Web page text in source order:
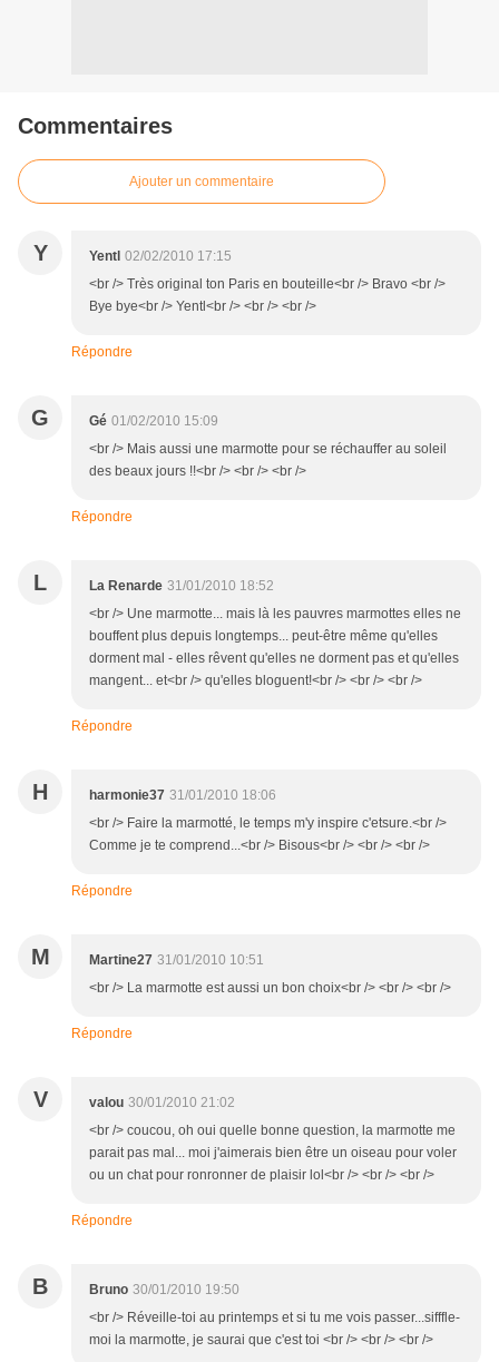
Commentaires
Ajouter un commentaire
Y Yentl 02/02/2010 17:15
<br /> Très original ton Paris en bouteille<br /> Bravo <br />
Bye bye<br /> Yentl<br /> <br /> <br />
Répondre
G Gé 01/02/2010 15:09
<br /> Mais aussi une marmotte pour se réchauffer au soleil
des beaux jours !!<br /> <br /> <br />
Répondre
L La Renarde 31/01/2010 18:52
<br /> Une marmotte... mais là les pauvres marmottes elles ne
bouffent plus depuis longtemps... peut-être même qu'elles
dorment mal - elles rêvent qu'elles ne dorment pas et qu'elles
mangent... et<br /> qu'elles bloguent!<br /> <br /> <br />
Répondre
H harmonie37 31/01/2010 18:06
<br /> Faire la marmotté, le temps m'y inspire c'etsure.<br />
Comme je te comprend...<br /> Bisous<br /> <br /> <br />
Répondre
M Martine27 31/01/2010 10:51
<br /> La marmotte est aussi un bon choix<br /> <br /> <br />
Répondre
V valou 30/01/2010 21:02
<br /> coucou, oh oui quelle bonne question, la marmotte me
parait pas mal... moi j'aimerais bien être un oiseau pour voler
ou un chat pour ronronner de plaisir lol<br /> <br /> <br />
Répondre
B Bruno 30/01/2010 19:50
<br /> Réveille-toi au printemps et si tu me vois passer...sifffle-
moi la marmotte, je saurai que c'est toi <br /> <br /> <br />